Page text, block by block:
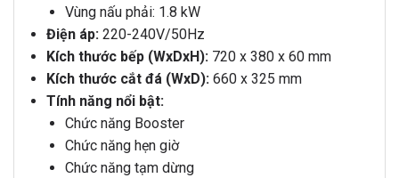
Vùng nấu phải: 1.8 kW
Điện áp:220-240V/50Hz
Kích thước bếp (WxDxH):720 x 380 x 60 mm
Kích thước cắt đá (WxD):660 x 325 mm
Tính năng nổi bật:
Chức năng Booster
Chức năng hẹn giờ
Chức năng tạm dừng